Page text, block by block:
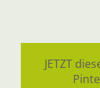
JETZT